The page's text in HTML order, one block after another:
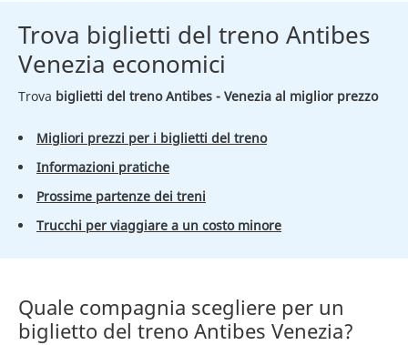
Trova biglietti del treno Antibes
Venezia economici
Trova biglietti del treno Antibes - Venezia al miglior prezzo
Migliori prezzi per i biglietti del treno
Informazioni pratiche
Prossime partenze dei treni
Trucchi per viaggiare a un costo minore
Quale compagnia scegliere per un
biglietto del treno Antibes Venezia?